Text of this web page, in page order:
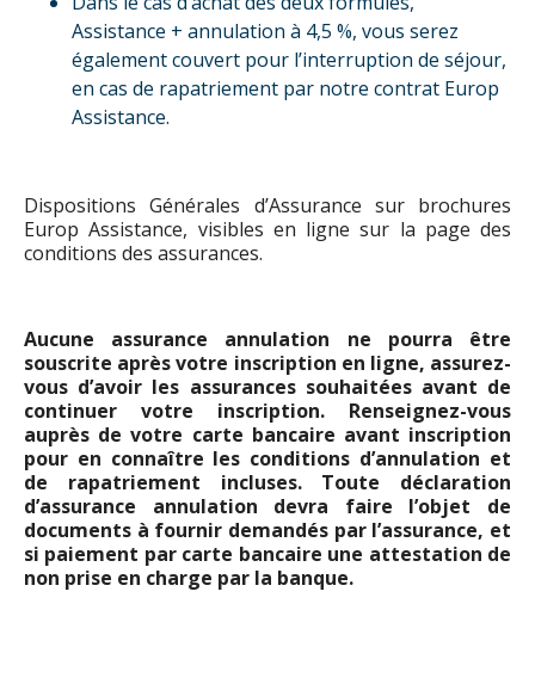
Assistance + annulation à 4,5 %, vous serez
également couvert pour l’interruption de séjour,
en cas de rapatriement par notre contrat Europ
Assistance.
Dispositions Générales d’Assurance sur brochures
Europ Assistance, visibles en ligne sur la page des
conditions des assurances.
Aucune assurance annulation ne pourra être
souscrite après votre inscription en ligne, assurez-
vous d’avoir les assurances souhaitées avant de
continuer votre inscription. Renseignez-vous
auprès de votre carte bancaire avant inscription
pour en connaître les conditions d’annulation et
de rapatriement incluses. Toute déclaration
d’assurance annulation devra faire l’objet de
documents à fournir demandés par l’assurance, et
si paiement par carte bancaire une attestation de
non prise en charge par la banque.